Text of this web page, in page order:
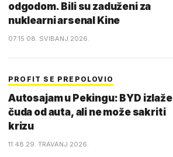
odgodom. Bili su zaduženi za
nuklearni arsenal Kine
07:15 08. SVIBANJ 2026.
PROFIT SE PREPOLOVIO
Autosajam u Pekingu: BYD izlaže
čuda od auta, ali ne može sakriti
krizu
11:48 29. TRAVANJ 2026.